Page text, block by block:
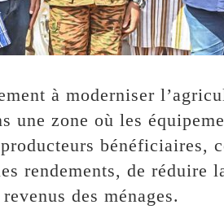
à moderniser
une zone où les
bénéficiaires,
rendements, de réduire
des ménages.